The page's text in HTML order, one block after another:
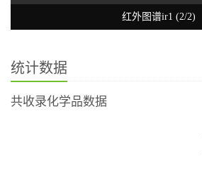
红外图谱ir1 (2/2)
统计数据
共收录化学品数据